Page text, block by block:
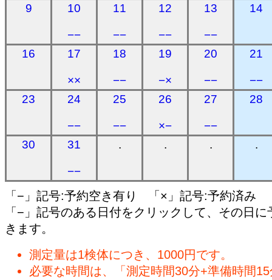
9 10
−−
11
−−
12
−−
13
−−
14
16 17
××
18
−−
19
−×
20
−−
21
−−
23
24
−−
25
−−
26
×−
27
−−
28
30 31
−−
. . . .
「−」記号:予約空き有り 「×」記号:予約済み
「−」記号のある日付をクリックして、その日に
きます。
測定量は1検体につき、1000円です。
必要な時間は、「測定時間30分+準備時間